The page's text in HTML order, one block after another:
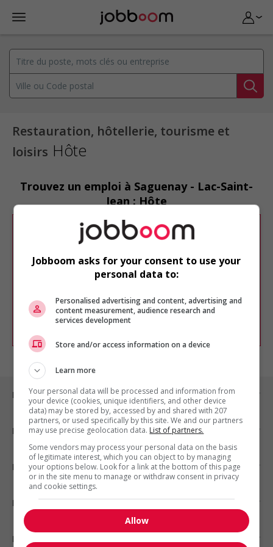
Restauration, hôtellerie, tourisme et
loisirs Hôte
Trouvez un emploi à Saguenay - Lac-Saint-
Jean : Hôte
Désolé, cette recherche n'a produit aucun
résultat.
Veuillez faire une nouvelle recherche.
Vous pouvez en tout temps utiliser nos
chercher un poste selon votre profil
d'intérêt en emploi en vousinscrivant
comme membre Jobboom.
Emplois par ville
Emplois par secteur
Emplois par statut
Emplois par type
Nos suggestions
Jobboom asks for your consent to use your
personal data to:
Personalised advertising and content, advertising and
content measurement, audience research and
services development
Store and/or access information on a device
Learn more
Your personal data will be processed and information from
your device (cookies, unique identifiers, and other device
data) may be stored by, accessed by and shared with 207
partners, or used specifically by this site. We and our partners
may use precise geolocation data. List of partners.
Some vendors may process your personal data on the basis
of legitimate interest, which you can object to by managing
your options below. Look for a link at the bottom of this page
or in the site menu to manage or withdraw consent in privacy
and cookie settings.
Allow